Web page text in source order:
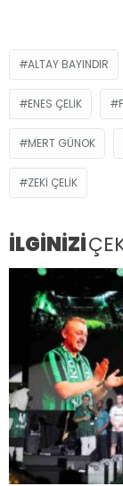
ALTAY BAYINDIR
ENES ÇELIK
MERT GÜNOK
ZEKI ÇELIK
İLGİNİZİ